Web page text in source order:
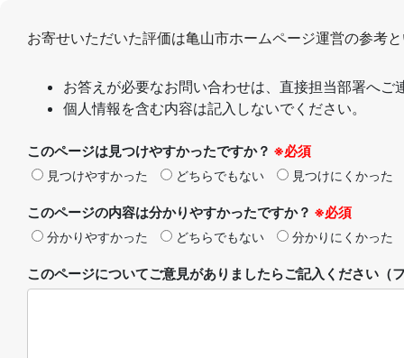
お寄せいただいた評価は亀山市ホームページ運営の参考
お答えが必要なお問い合わせは、直接担当部署へご
個人情報を含む内容は記入しないでください。
このページは見つけやすかったですか？ ※必須
見つけやすかった どちらでもない 見つけにくかった
このページの内容は分かりやすかったですか？ ※必須
分かりやすかった どちらでもない 分かりにくかった
このページについてご意見がありましたらご記入ください